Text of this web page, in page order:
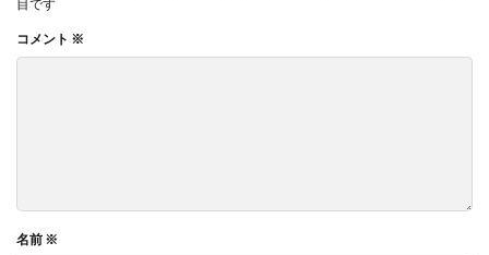
目です
コメント ※
名前 ※